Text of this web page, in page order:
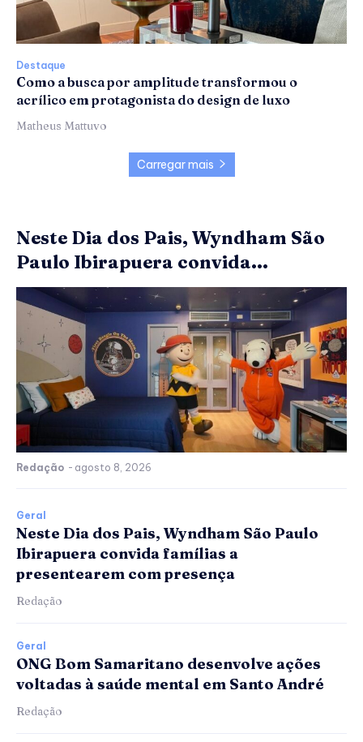
Destaque
Como a busca por amplitude transformou o
acrílico em protagonista do design de luxo
Matheus Mattuvo
Carregar mais
Neste Dia dos Pais, Wyndham São
Paulo Ibirapuera convida...
Redação - agosto 8, 2026
Geral
Neste Dia dos Pais, Wyndham São Paulo
Ibirapuera convida famílias a
presentearem com presença
Redação
Geral
ONG Bom Samaritano desenvolve ações
voltadas à saúde mental em Santo André
Redação